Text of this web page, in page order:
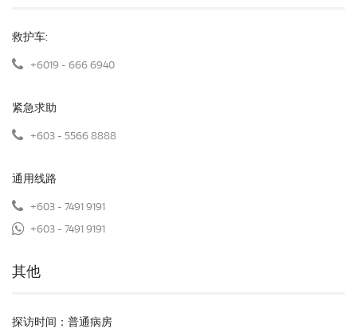
救护车:
+6019 - 666 6940
紧急求助
+603 - 5566 8888
通用线路
+603 - 7491 9191
+603 - 7491 9191
其他
探访时间：普通病房